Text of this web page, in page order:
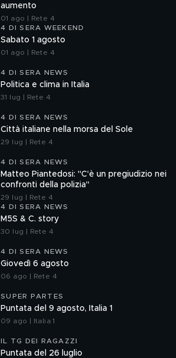
aumento
01 ago | Rete 4
4 DI SERA WEEKEND
Sabato 1 agosto
01 ago | Rete 4
4 DI SERA NEWS
Politica e clima in Italia
31 lug | Rete 4
4 DI SERA NEWS
Città italiane nella morsa del Sole
29 lug | Rete 4
4 DI SERA NEWS
Matteo Piantedosi: "C'è un pregiudizio nei
confronti della polizia"
29 lug | Rete 4
4 DI SERA NEWS
M5S & C. story
30 lug | Rete 4
4 DI SERA NEWS
Giovedì 6 agosto
06 ago | Rete 4
SUPER PARTES
Puntata del 9 agosto, Italia 1
09 ago | Italia 1
IL TG DEI RAGAZZI
Puntata del 26 luglio